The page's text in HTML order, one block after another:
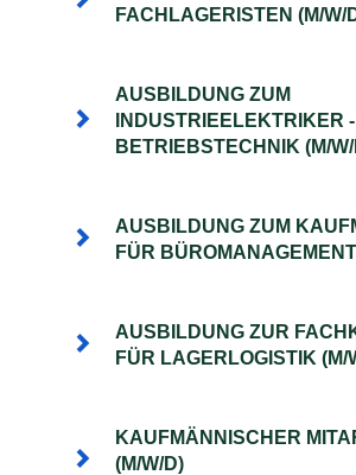
FACHLAGERISTEN (M/W/
AUSBILDUNG ZUM
INDUSTRIEELEKTRIKER -
BETRIEBSTECHNIK (M/
AUSBILDUNG ZUM
FÜR
AUSBILDUNG ZUR
FÜR LAGERLOGISTIK (M/
KAUFMÄNNISCHER
(M/W/D)